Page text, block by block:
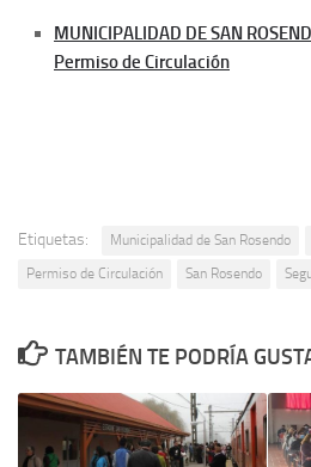
MUNICIPALIDAD DE SAN
Permiso de Circulación
Etiquetas: Municipalidad de San Rosendo
Permiso de Circulación
San Rosendo
TAMBIÉN TE PODRÍA